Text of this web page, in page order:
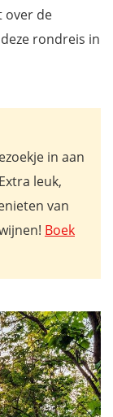
over de
rondreis in
in aan
leuk,
van
Boek